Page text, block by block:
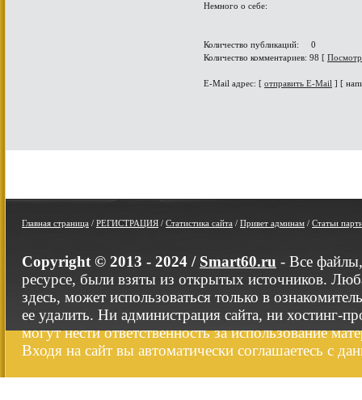
Немного о себе:
Количество публикаций: 0
Количество комментариев: 98 [
E-Mail адрес: [ отправить E-Mail ] [
Главная страница / РЕГИСТРАЦИЯ / Статистика сайта / Привет админам / Статьи
Copyright © 2013 - 2024 / Smart60.ru - Все
ресурсе, были взяты из открытых источников.
здесь, может использоваться только в
ее удалить. Ни администрация сайта, ни хостинг-
могут нести ответственность за использование
Входя на сайт вы автоматически соглашаетесь с